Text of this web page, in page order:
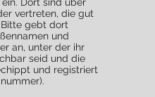
vertreten, die gut
gebt dort
und
an, unter der ihr
seid und die
und registriert